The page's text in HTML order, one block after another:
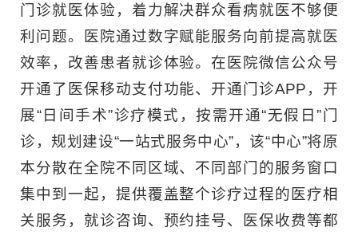
门诊就医体验，着力解决群众看病就医不够便
利问题。医院通过数字赋能服务向前提高就医
效率，改善患者就诊体验。在医院微信公众号
开通了医保移动支付功能、开通门诊APP，开
展“日间手术”诊疗模式，按需开通“无假日”门
诊，规划建设“一站式服务中心”，该“中心”将原
本分散在全院不同区域、不同部门的服务窗口
集中到一起，提供覆盖整个诊疗过程的医疗相
关服务，就诊咨询、预约挂号、医保收费等都